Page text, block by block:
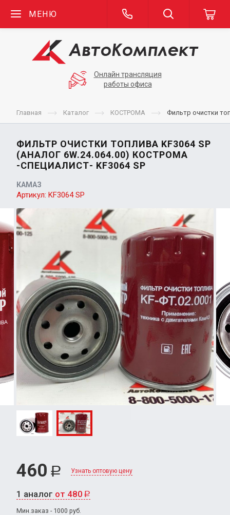
МЕНЮ
Онлайн трансляция
работы офиса
Главная Каталог КОСТРОМА Фильтр очистки
ФИЛЬТР ОЧИСТКИ ТОПЛИВА KF3064 SP
(АНАЛОГ 6W.24.064.00) КОСТРОМА
-СПЕЦИАЛИСТ- KF3064 SP
КАМАЗ
Артикул: KF3064 SP
460 Р Узнать оптовую цену
1 аналог от 480 Р
Мин.заказ - 1000 руб.